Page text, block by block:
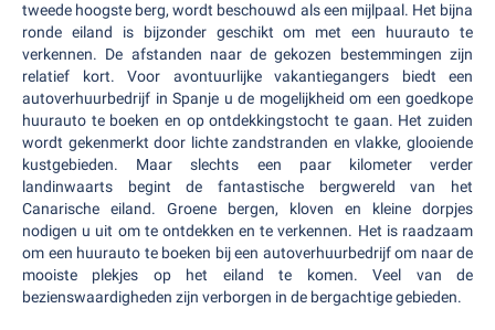
tweede hoogste berg, wordt beschouwd als een mijlpaal. Het bijna
ronde eiland is bijzonder geschikt om met een huurauto te
verkennen. De afstanden naar de gekozen bestemmingen zijn
relatief kort. Voor avontuurlijke vakantiegangers biedt een
autoverhuurbedrijf in Spanje u de mogelijkheid om een goedkope
huurauto te boeken en op ontdekkingstocht te gaan. Het zuiden
wordt gekenmerkt door lichte zandstranden en vlakke, glooiende
kustgebieden. Maar slechts een paar kilometer verder
landinwaarts begint de fantastische bergwereld van het
Canarische eiland. Groene bergen, kloven en kleine dorpjes
nodigen u uit om te ontdekken en te verkennen. Het is raadzaam
om een huurauto te boeken bij een autoverhuurbedrijf om naar de
mooiste plekjes op het eiland te komen. Veel van de
bezienswaardigheden zijn verborgen in de bergachtige gebieden.